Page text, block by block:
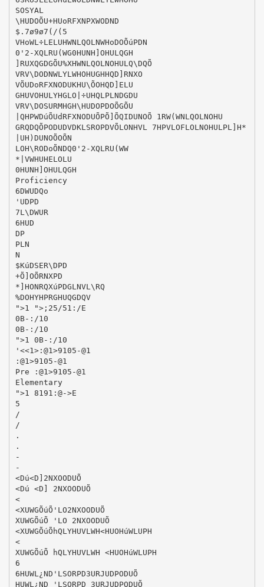
SOSYAL
\HUDOÕU+HUoRFXNPXWODND
$.7ø9ø7(/(5
VHoWL÷LELUHWNLQOLNWHoDOÕúPDN
0'2-XQLRU(WG0HUNH]OHULQGH
]RUXQGDGÕU%XHWNLQOLNOHULQ\DQÕ
VRV\DODNWLYLWHOHUGHHQD]RNXO
VÕUDoRFXNODUKHU\ÕOHQD]ELU
GHUVOHULYHGLO|÷UHQLPLNDGDU
VRV\DOSURMHGH\HUDOPDOÕGÕU
|QHPWDúÕUdRFXNODUÕPÕ]ÕQIDUNOÕ 1RW(WNLQOLNOHU
GRQDQÕPODUDVDKLSROPDVÕLONHVL 7HPVLOFLOLNOHULPL]H*
|UH)DUNOÕOÕN
LOH\RODoÕNDQ0'2-XQLRU(WW
*|VWHUHELOLU
0HUNH]OHULQGH
Proficiency
6DWUDQo
'UDPD
7L\DWUR
6HUD
DP
PLN
N
$KúDSER\DPD
+Õ]OÕRNXPD
*]HONRQXúPDGLNVL\RQ
%DOHYHPRGHUQGDQV
">1 ">;25/51:/E
0B-:/10
0B-:/10
">1 0B-:/10
'<<1>:@1>9105-@1
:@1>9105-@1
Pre :@1>9105-@1
Elementary
">1 8191:@->E
5
/
/
.
.
-
-
<Dú<D]2NXOODUÕ
<Dú <D] 2NXOODUÕ
<
<XUWGÕúÕ'LO2NXOODUÕ
XUWGÕúÕ 'LO 2NXOODUÕ
<XUWGÕúÕhQLYHUVLWH<HUOHúWLUPH
<
XUWGÕúÕ hQLYHUVLWH <HUOHúWLUPH
6
6HUWL¿ND'LSORPD3URJUDPODUÕ
HUWL¿ND 'LSORPD 3URJUDPODUÕ